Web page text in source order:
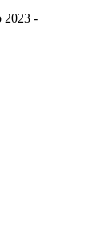
2023 -